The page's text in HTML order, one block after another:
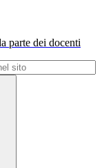
parte dei docenti